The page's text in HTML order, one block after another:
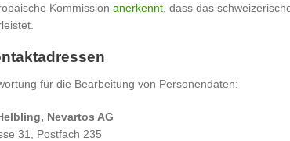
Kommission anerkennt, dass das
für die Bearbeitung von Personendaten:
Nevartos AG
31, Postfach 235